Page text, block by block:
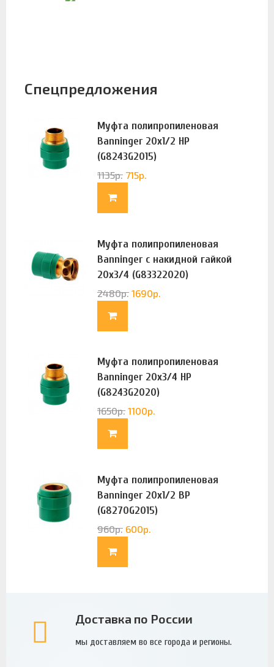
Спецпредложения
Муфта полипропиленовая
Banninger 20х1/2 НР
(G8243G2015)
1135р. 715р.
Муфта полипропиленовая
Banninger с накидной гайкой
20х3/4 (G83322020)
2480р. 1690р.
Муфта полипропиленовая
Banninger 20х3/4 НР
(G8243G2020)
1650р. 1100р.
Муфта полипропиленовая
Banninger 20х1/2 ВР
(G8270G2015)
960р. 600р.
Доставка по России
мы доставляем во все города и регионы.